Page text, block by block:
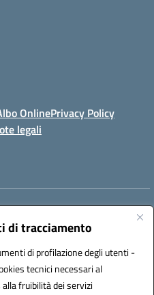
di tracciamento
di profilazione degli utenti -
tecnici necessari al
fruibilità dei servizi
OnlinePrivacy Policy
legali
- Via M. Marini n. 33, Ancona